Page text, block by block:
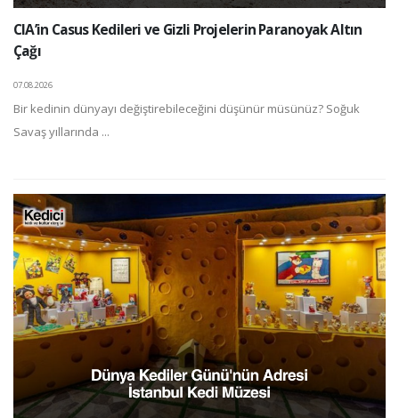
CIA’in Casus Kedileri ve Gizli Projelerin Paranoyak Altın
Çağı
07.08.2026
Bir kedinin dünyayı değiştirebileceğini düşünür müsünüz? Soğuk
Savaş yıllarında ...